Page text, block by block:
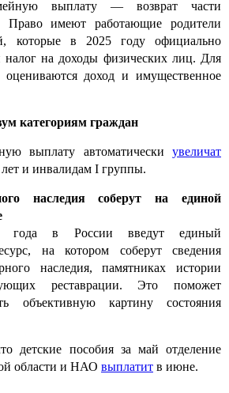
выплату — возврат части
имеют работающие родители
которые в 2025 году официально
налог на доходы физических лиц. Для
оцениваются доход и имущественное
категориям граждан
выплату автоматически увеличат
и инвалидам I группы.
наследия соберут на единой
в России введут единый
на котором соберут сведения
наследия, памятниках истории
реставрации. Это поможет
объективную картину состояния
детские пособия за май отделение
области и НАО выплатит в июне.